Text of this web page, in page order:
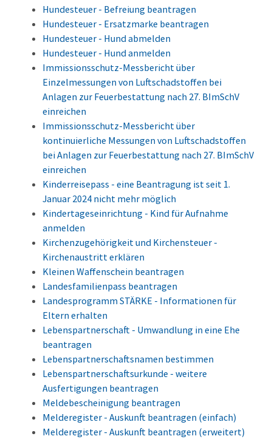
Hundesteuer - Befreiung beantragen
Hundesteuer - Ersatzmarke beantragen
Hundesteuer - Hund abmelden
Hundesteuer - Hund anmelden
Immissionsschutz-Messbericht über
Einzelmessungen von Luftschadstoffen bei
Anlagen zur Feuerbestattung nach 27. BImSchV
einreichen
Immissionsschutz-Messbericht über
kontinuierliche Messungen von Luftschadstoffen
bei Anlagen zur Feuerbestattung nach 27. BImSchV
einreichen
Kinderreisepass - eine Beantragung ist seit 1.
Januar 2024 nicht mehr möglich
Kindertageseinrichtung - Kind für Aufnahme
anmelden
Kirchenzugehörigkeit und Kirchensteuer -
Kirchenaustritt erklären
Kleinen Waffenschein beantragen
Landesfamilienpass beantragen
Landesprogramm STÄRKE - Informationen für
Eltern erhalten
Lebenspartnerschaft - Umwandlung in eine Ehe
beantragen
Lebenspartnerschaftsnamen bestimmen
Lebenspartnerschaftsurkunde - weitere
Ausfertigungen beantragen
Meldebescheinigung beantragen
Melderegister - Auskunft beantragen (einfach)
Melderegister - Auskunft beantragen (erweitert)